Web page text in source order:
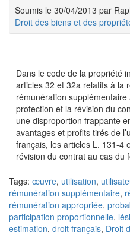
Soumis le 30/04/2013 par
Droit des biens et des
Dans le code de la propriété
articles 32 et 32a relatifs à la
rémunération
protection et la révision du
une disproportion frappante
avantages et profits tirés de
français, les articles L. 131-4
révision du contrat au cas du
Tags: œuvre, utilisation,
rémunération supplémentaire,
rémunération appropriée,
participation proportionnelle,
estimation, droit français, Droit